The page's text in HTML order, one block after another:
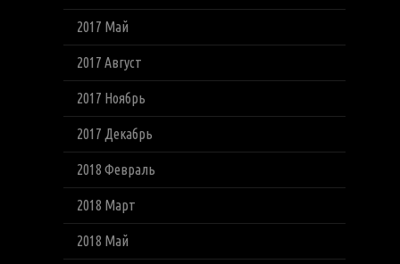
2017 Май
2017 Август
2017 Ноябрь
2017 Декабрь
2018 Февраль
2018 Март
2018 Май